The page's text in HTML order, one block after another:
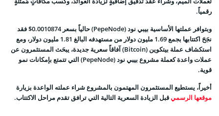
رقمياً.
وبتوافر عملتها الأساسية بيبي نود (PepeNode) حالياً بسعر 0.0010874$ فقد
نجَحَ اكتتابها بجمع 1.69 مليون دولار من مستهدفه البالغ 1.81 مليون دولار،
ومع
استكشاف عملة بيتكوين (Bitcoin) آفاقاً سعرية جديدة، يبحَث المستثمرون عن
عملات واعدة كعملة مشروع بيبي نود (PepeNode) التي تتمتع بإمكانات نمو
قوية.
أخيراً، يستطيع المستثمرون المهتمون بالمشروع شراء عملته الواعدة بزيارة
موقعها الرسميقبل الزيادة السعرية التالية التي ترافق تقدم مراحل الاكتتاب.